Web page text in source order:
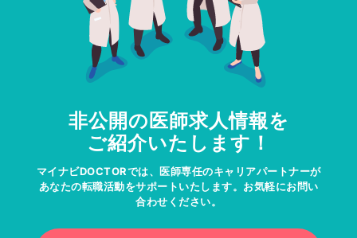
非公開の医師求人情報を
ご紹介いたします！
マイナビDOCTORでは、医師専任のキャリアパートナーが
あなたの転職活動をサポートいたします。お気軽にお問い
合わせください。